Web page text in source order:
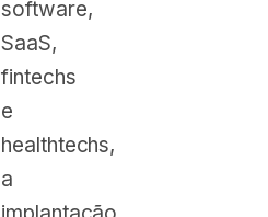
software,
SaaS,
fintechs
e
healthtechs,
a